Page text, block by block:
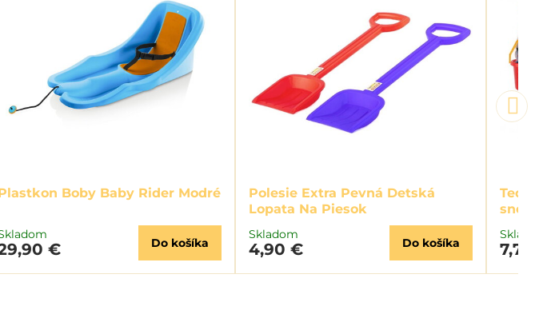
Boby Baby Rider Modré
€ Do košíka
Polesie Extra Pevná Detská
Lopata Na Piesok
Skladom
4,90 € Do košíka